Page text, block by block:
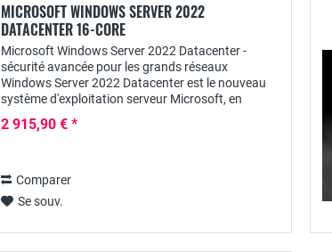
MICROSOFT WINDOWS SERVER 2022
DATACENTER 16-CORE
Microsoft Windows Server 2022 Datacenter -
sécurité avancée pour les grands réseaux
Windows Server 2022 Datacenter est le nouveau
système d'exploitation serveur Microsoft, en
version du...
2 915,90 € *
Comparer
Se souv.